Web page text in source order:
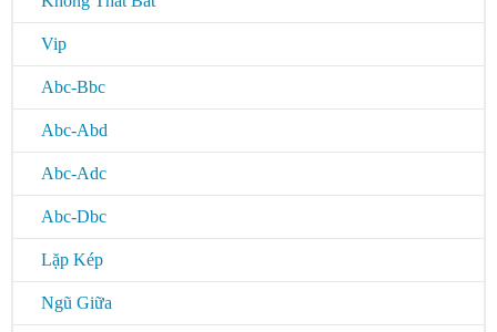
Vip
Abc-Bbc
Abc-Abd
Abc-Adc
Abc-Dbc
Lặp Kép
Ngũ Giữa